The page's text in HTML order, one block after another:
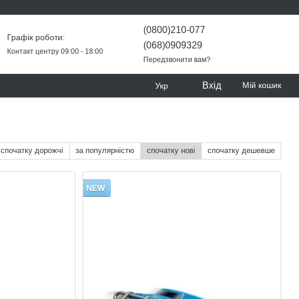
Графік роботи:
Контакт центру 09:00 - 18:00
(0800)210-077
(068)0909329
Передзвонити вам?
Укр Вхід Мій кошик
спочатку дорожчі за популярністю спочатку нові спочатку дешевше
NEW